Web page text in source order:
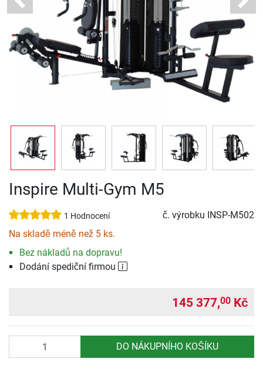
Previous Next
Inspire Multi-Gym M5
1 Hodnocení č. výrobku INSP-M502
Na skladě méně než 5 ks.
Bez nákladů na dopravu!
Dodání spediční firmou
145 377,00 Kč
DO NÁKUPNÍHO KOŠÍKU